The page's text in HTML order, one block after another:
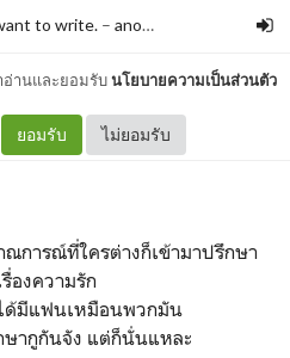
อ่านและยอมรับนโยบายความเป็นส่วนตัว
ยอมรับ ไม่ยอมรับ
to write. – anonymouswriter
มเข้าใจ
การณ์ที่ใครต่างก็เข้ามาปรึกษา
องความรัก
ด้มีแฟนเหมือนพวกมัน
ษากูกันจัง แต่ก็นั่นแหละ